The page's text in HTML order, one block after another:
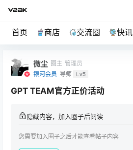
首页 商店 交流圈 快讯
微尘 圈主 管理员
银河会员 导师 Lv5
GPT TEAM官方正价活动
隐藏内容，加入圈子后阅读
您需要加入圈子之后才能查看帖子内容